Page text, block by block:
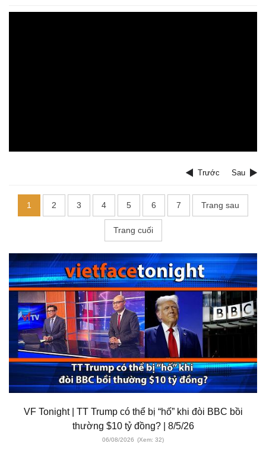
Trước Sau
1 2 3 4 5 6 7 Trang sau
Trang cuối
VF Tonight | TT Trump có thể bị “hố” khi đòi BBC bồi
thường $10 tỷ đồng? | 8/5/26
06/08/2026 (Xem: 32)